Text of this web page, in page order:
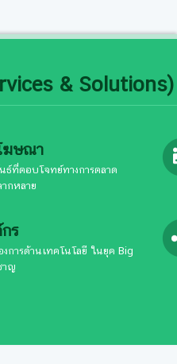
& Solutions)
ฆษณา
ที่ตอบโจทย์ทางการตลาด
กหลาย
ร
การด้านเทคโนโลยี ในยุค Big
าญ